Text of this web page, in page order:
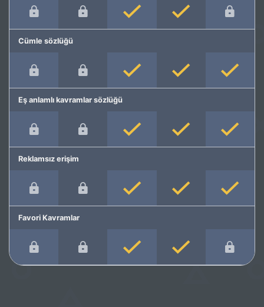
Cümle sözlüğü
Eş anlamlı kavramlar sözlüğü
Reklamsız erişim
Favori Kavramlar